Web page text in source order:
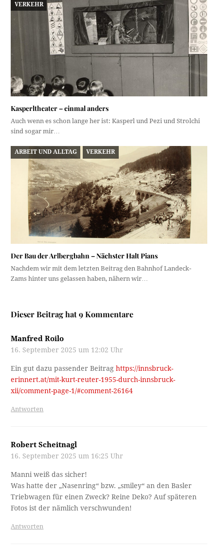
VERKEHR
Kasperltheater – einmal anders
Auch wenn es schon lange her ist: Kasperl und Pezi und Strolchi
sind sogar mir…
ARBEIT UND ALLTAG VERKEHR
Der Bau der Arlbergbahn – Nächster Halt Pians
Nachdem wir mit dem letzten Beitrag den Bahnhof Landeck-
Zams hinter uns gelassen haben, nähern wir…
Dieser Beitrag hat 9 Kommentare
Manfred Roilo
16. September 2025 um 12:02 Uhr
Ein gut dazu passender Beitraghttps://innsbruck-
erinnert.at/mit-kurt-reuter-1955-durch-innsbruck-
xii/comment-page-1/#comment-26164
Antworten
Robert Scheitnagl
16. September 2025 um 16:25 Uhr
Manni weiß das sicher!
Was hatte der „Nasenring“ bzw. „smiley“ an den Basler
Triebwagen für einen Zweck? Reine Deko? Auf späteren
Fotos ist der nämlich verschwunden!
Antworten